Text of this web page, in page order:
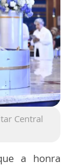
Central
a honra